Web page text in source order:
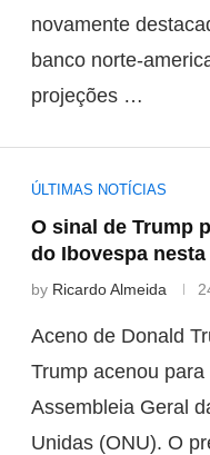
novamente
banco norte-
projeções …
ÚLTIMAS NOTÍCIAS
O sinal de Trump
do Ibovespa
by Ricardo Almeida
Aceno de Donald
Trump acenou
Assembleia Geral
Unidas (ONU). O